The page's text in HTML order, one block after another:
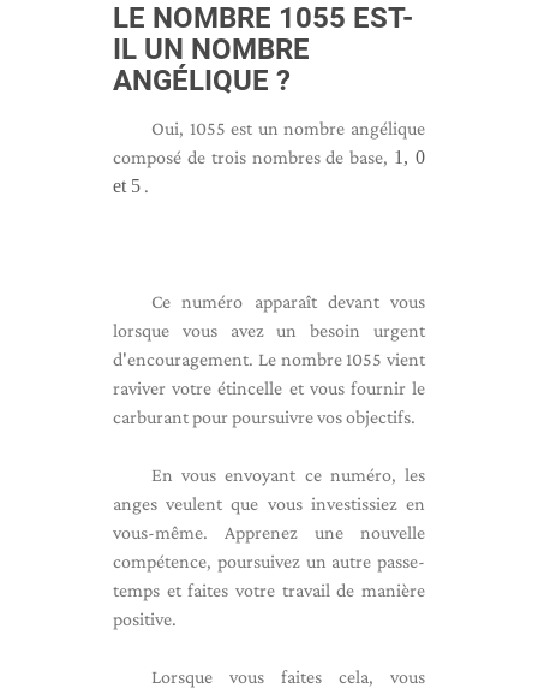
LE NOMBRE 1055 EST-
IL UN NOMBRE
ANGÉLIQUE ?
Oui, 1055 est un nombre angélique
composé de trois nombres de base, 1, 0
et 5 .
Ce numéro apparaît devant vous
lorsque vous avez un besoin urgent
d'encouragement. Le nombre 1055 vient
raviver votre étincelle et vous fournir le
carburant pour poursuivre vos objectifs.
En vous envoyant ce numéro, les
anges veulent que vous investissiez en
vous-même. Apprenez une nouvelle
compétence, poursuivez un autre passe-
temps et faites votre travail de manière
positive.
Lorsque vous faites cela, vous